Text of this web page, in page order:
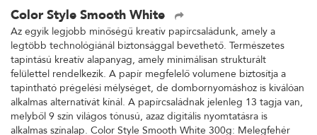
Color Style Smooth White
Az egyik legjobb minőségű kreatív papírcsaládunk, amely a
legtöbb technológiánál biztonsággal bevethető. Természetes
tapintású kreatív alapanyag, amely minimálisan strukturált
felülettel rendelkezik. A papír megfelelő volumene biztosítja a
tapintható prégelési mélységet, de dombornyomáshoz is kiválóan
alkalmas alternatívát kínál. A papírcsaládnak jelenleg 13 tagja van,
melyből 9 szín világos tónusú, azaz digitális nyomtatásra is
alkalmas színalap. Color Style Smooth White 300g: Melegfehér